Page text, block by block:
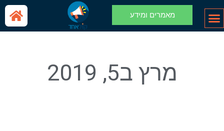
מאמרים ומידע
מרץ ב5, 2019